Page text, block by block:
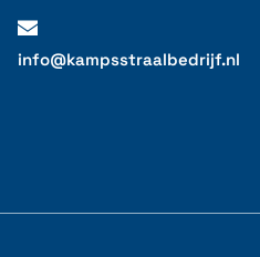
info@kampsstraalbedrijf.nl